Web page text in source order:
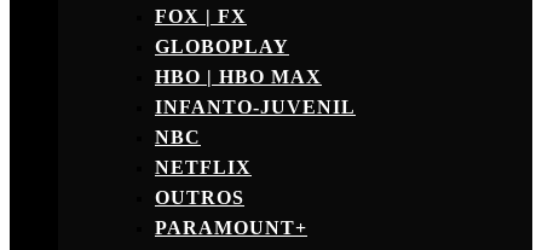
FOX | FX
GLOBOPLAY
HBO | HBO MAX
INFANTO-JUVENIL
NBC
NETFLIX
OUTROS
PARAMOUNT+